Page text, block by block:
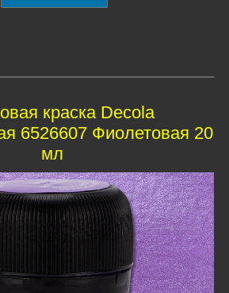
краска Decola
6526607 Фиолетовая 20
мл